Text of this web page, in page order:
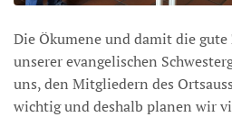
Die Ökumene und damit die
unserer evangelischen
uns, den Mitgliedern des
wichtig und deshalb planen wir